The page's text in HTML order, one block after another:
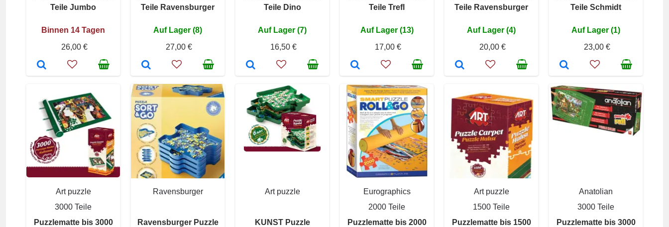
Teile Jumbo
Binnen 14 Tagen
26,00 €
Teile Ravensburger
Auf Lager (8)
27,00 €
Teile Dino
Auf Lager (7)
16,50 €
Teile Trefl
Auf Lager (13)
17,00 €
Teile Ravensburger
Auf Lager (4)
20,00 €
Teile Schmidt
Auf Lager (1)
23,00 €
Art puzzle
3000 Teile
Puzzlematte bis 3000
Ravensburger
Ravensburger Puzzle
Art puzzle
KUNST Puzzle
Eurographics
2000 Teile
Puzzlematte bis 2000
Art puzzle
1500 Teile
Puzzlematte bis 1500
Anatolian
3000 Teile
Puzzlematte bis 3000